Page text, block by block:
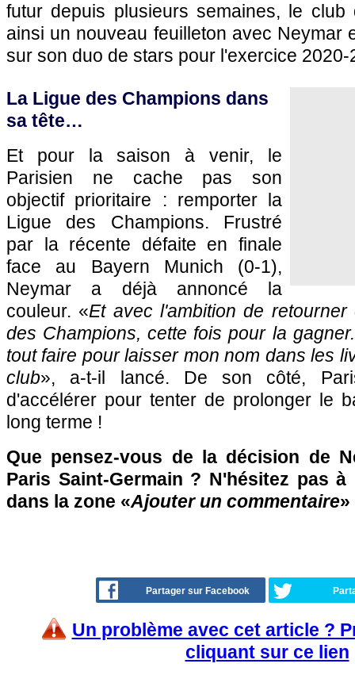
futur depuis plusieurs semaines, le
ainsi un nouveau feuilleton avec Neymar
sur son duo de stars pour l'exercice 2020-
La Ligue des Champions dans
sa tête…
Et pour la saison à venir, le
Parisien ne cache pas son
objectif prioritaire : remporter la
Ligue des Champions. Frustré
par la récente défaite en finale
face au Bayern Munich (0-1),
Neymar a déjà annoncé la
couleur. «Et avec l'ambition de
des Champions, cette fois pour la
tout faire pour laisser mon nom dans les
club», a-t-il lancé. De son côté,
d'accélérer pour tenter de prolonger le
long terme !
Que pensez-vous de la décision de
Paris Saint-Germain ? N'hésitez pas
dans la zone «Ajouter un commentaire
Partager sur Facebook
Un problème avec cet article ?
cliquant sur ce lien